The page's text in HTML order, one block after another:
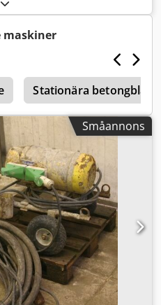
maskiner
Stationära
Småannons